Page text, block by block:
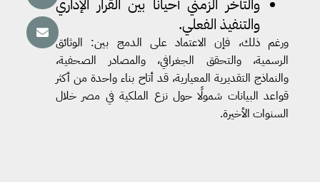
والتنفيذ الفعلي.
ورغم ذلك، فإن الاعتماد على الدمج بين: الوثائق
الرسمية، والتحقق الجغرافي، والمصادر الصحفية،
والنماذج التقديرية المعيارية، قد أتاح بناء واحدة من أكثر
قواعد البيانات شمولًا حول نزع الملكية في مصر خلال
السنوات الأخيرة.